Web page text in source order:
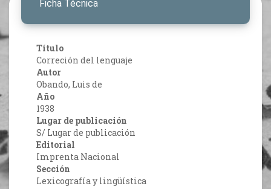
Ficha Técnica
Título
Correción del lenguaje
Autor
Obando, Luis de
Año
1938
Lugar de publicación
S/ Lugar de publicación
Editorial
Imprenta Nacional
Sección
Lexicografía y lingüística